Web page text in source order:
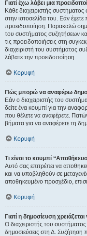
Γιατί έχω λάβει μια
Κάθε διαχειριστής
στην ιστοσελίδα του. Εάν
προειδοποίηση. Παρακαλώ
του συστήματος συζητήσεων
τις προειδοποιήσεις στη
διαχειριστή του συστήματος
λάβατε την προειδοποίηση.
Κορυφή
Πώς μπορώ να αναφέρω
Εάν ο διαχειριστής του
δείτε ένα κουμπί για την
που θέλετε να αναφέρετε.
βήματα για να αναφέρετε τη
Κορυφή
Τι είναι το κουμπί
Αυτό σας επιτρέπει να
και να υποβληθούν σε
αποθηκευμένο προσχέδιο,
Κορυφή
Γιατί η δημοσίευση χρειάζεται
Ο διαχειριστής του
δημοσιεύσεις στη Δ. Συζήτηση